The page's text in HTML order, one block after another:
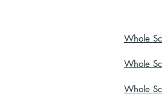
Whole
Whole
Whole